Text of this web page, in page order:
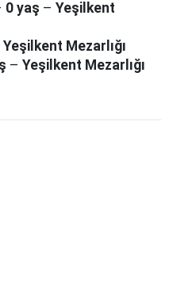
0 yaş – Yeşilkent
Yeşilkent Mezarlığı
– Yeşilkent Mezarlığı